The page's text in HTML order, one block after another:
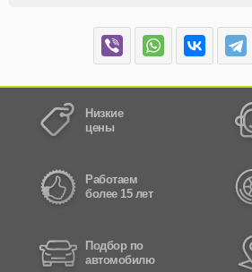
Низкие
цены
Работаем
более 15 лет
Подбор по
автомобилю